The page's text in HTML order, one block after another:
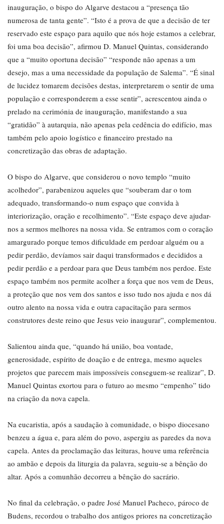
inauguração, o bispo do Algarve destacou a “presença tão
numerosa de tanta gente”. “Isto é a prova de que a decisão de ter
reservado este espaço para aquilo que nós hoje estamos a celebrar,
foi uma boa decisão”, afirmou D. Manuel Quintas, considerando
que a “muito oportuna decisão” “responde não apenas a um
desejo, mas a uma necessidade da população de Salema”. “É sinal
de lucidez tomarem decisões destas, interpretarem o sentir de uma
população e corresponderem a esse sentir”, acrescentou ainda o
prelado na cerimónia de inauguração, manifestando a sua
“gratidão” à autarquia, não apenas pela cedência do edifício, mas
também pelo apoio logístico e financeiro prestado na
concretização das obras de adaptação.
O bispo do Algarve, que considerou o novo templo “muito
acolhedor”, parabenizou aqueles que “souberam dar o tom
adequado, transformando-o num espaço que convida à
interiorização, oração e recolhimento”. “Este espaço deve ajudar-
nos a sermos melhores na nossa vida. Se entramos com o coração
amargurado porque temos dificuldade em perdoar alguém ou a
pedir perdão, devíamos sair daqui transformados e decididos a
pedir perdão e a perdoar para que Deus também nos perdoe. Este
espaço também nos permite acolher a força que nos vem de Deus,
a proteção que nos vem dos santos e isso tudo nos ajuda e nos dá
outro alento na nossa vida e outra capacitação para sermos
construtores deste reino que Jesus veio inaugurar”, complementou.
Salientou ainda que, “quando há união, boa vontade,
generosidade, espírito de doação e de entrega, mesmo aqueles
projetos que parecem mais impossíveis conseguem-se realizar”, D.
Manuel Quintas exortou para o futuro ao mesmo “empenho” tido
na criação da nova capela.
Na eucaristia, após a saudação à comunidade, o bispo diocesano
benzeu a água e, para além do povo, aspergiu as paredes da nova
capela. Antes da proclamação das leituras, houve uma referência
ao ambão e depois da liturgia da palavra, seguiu-se a bênção do
altar. Após a comunhão decorreu a bênção do sacrário.
No final da celebração, o padre José Manuel Pacheco, pároco de
Budens, recordou o trabalho dos antigos priores na concretização